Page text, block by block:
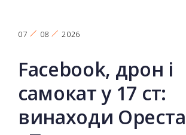
07 08 2026
Facebook, дрон і
самокат у 17 ст:
винаходи Ореста